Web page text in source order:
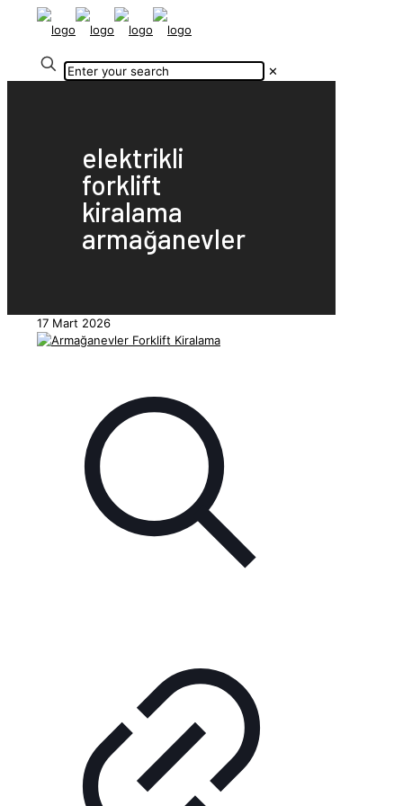
✕
elektrikli
forklift
kiralama
armağanevler
17 Mart 2026